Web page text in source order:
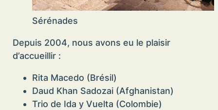
Sérénades
Depuis 2004, nous avons eu le plaisir
d’accueillir :
Rita Macedo (Brésil)
Daud Khan Sadozai (Afghanistan)
Trio de Ida y Vuelta (Colombie)